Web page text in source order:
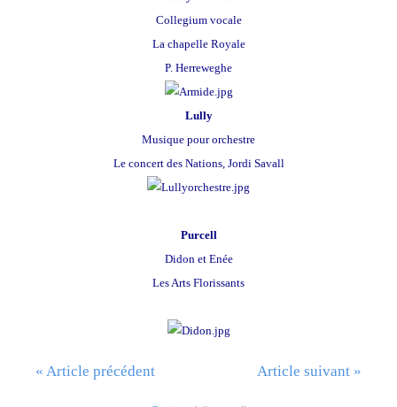
Collegium vocale
La chapelle Royale
P. Herreweghe
Lully
Musique pour orchestre
Le concert des Nations, Jordi Savall
Purcell
Didon et Enée
Les Arts Florissants
« Article précédent Article suivant »